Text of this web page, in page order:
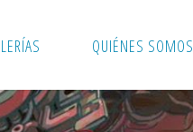
QUIÉNES SOMOS